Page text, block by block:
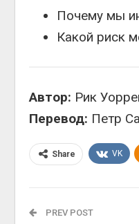
Почему мы
Какой риск
Автор: Рик
Перевод: Петр
Share VK
PREV POST